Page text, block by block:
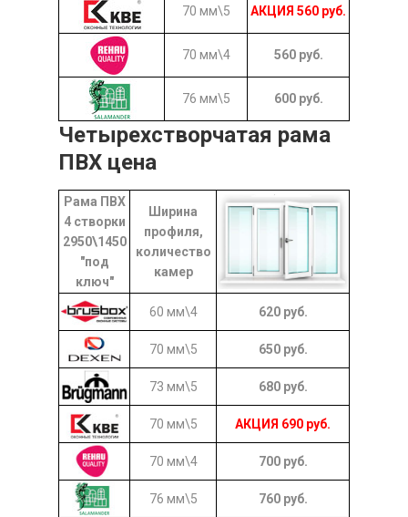
70 мм\5 АКЦИЯ 560 руб.
70 мм\4 560 руб.
76 мм\5 600 руб.
Четырехстворчатая рама
ПВХ цена
Рама ПВХ
4 створки
2950\1450
"под
ключ"
Ширина
профиля,
количество
камер
60 мм\4 620 руб.
70 мм\5 650 руб.
73 мм\5 680 руб.
70 мм\5 АКЦИЯ 690 руб.
70 мм\4 700 руб.
76 мм\5 760 руб.